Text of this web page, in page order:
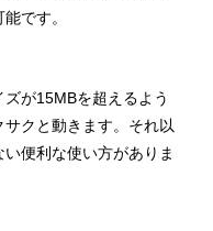
です。
が15MBを超えるよう
クと動きます。それ以
便利な使い方がありま